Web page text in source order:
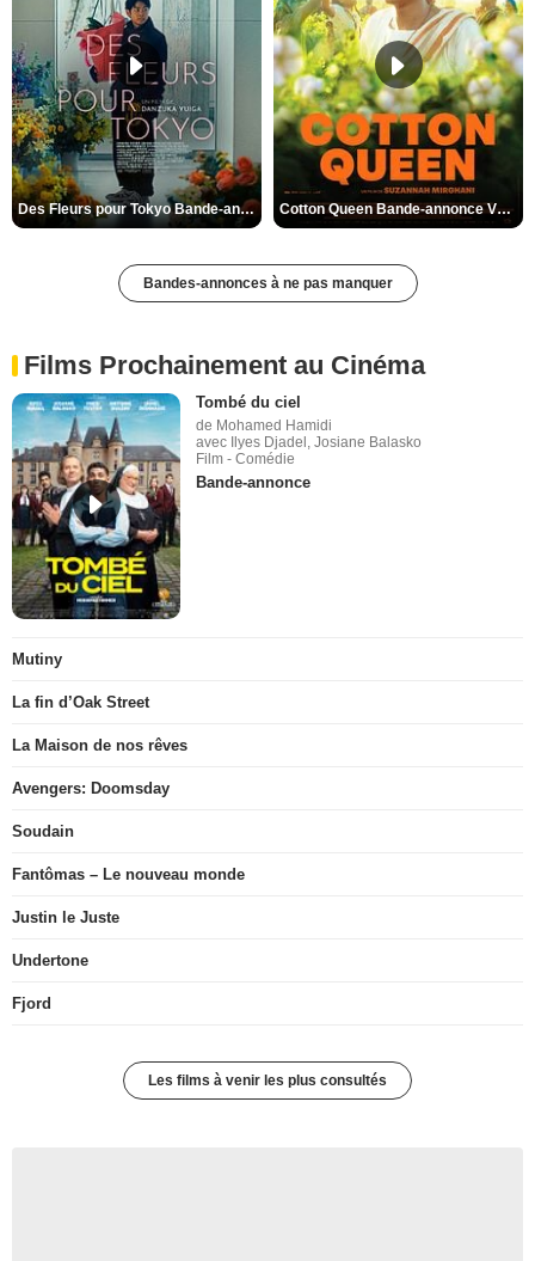
Des Fleurs pour Tokyo Bande-annonce VO STFR Cotton Queen Bande-annonce VO STFR
Bandes-annonces à ne pas manquer
Films Prochainement au Cinéma
Tombé du ciel
de Mohamed Hamidi
avec Ilyes Djadel, Josiane Balasko
Film - Comédie
Bande-annonce
Mutiny
La fin d’Oak Street
La Maison de nos rêves
Avengers: Doomsday
Soudain
Fantômas – Le nouveau monde
Justin le Juste
Undertone
Fjord
Les films à venir les plus consultés